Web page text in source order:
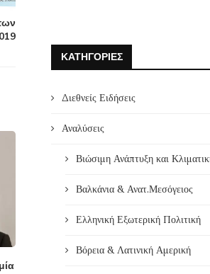
ΚΑΤΗΓΟΡΊΕΣ
Διεθνείς Ειδήσεις
Αναλύσεις
Βιώσιμη Ανάπτυξη και
Βαλκάνια & Ανατ.Μεσόγειος
Ελληνική Εξωτερική Πολιτική
Βόρεια & Λατινική Αμερική